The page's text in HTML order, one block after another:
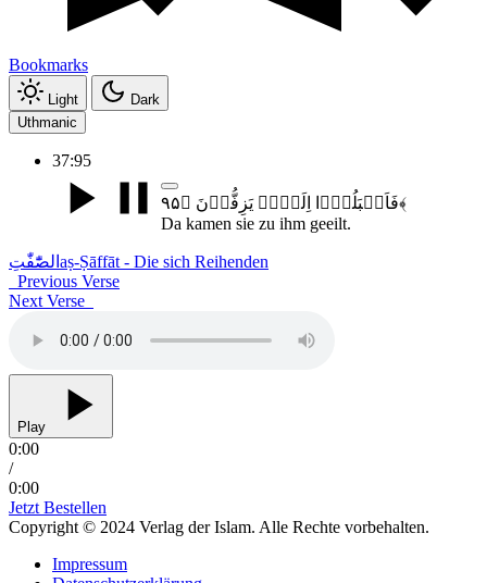
Bookmarks
Light
Dark
Uthmanic
37:95
فَاَقۡبَلُوۡۤا اِلَیۡہِ یَزِفُّوۡنَ ﴿۹۵﴾
Da kamen sie zu ihm geeilt.
الصّٰٓفّٰتِ aṣ-Ṣāffāt - Die sich Reihenden
Previous Verse
Next Verse
Play
0:00
/
0:00
Jetzt Bestellen
Copyright © 2024 Verlag der Islam. Alle Rechte vorbehalten.
Impressum